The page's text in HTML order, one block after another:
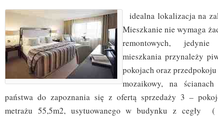
idealna lokalizacja na
Mieszkanie nie wymaga
remontowych,
mieszkania przynależy
pokojach oraz
mozaikowy, na ścianach
państwa do zapoznania się z ofertą sprzedaży 3 –
metrażu 55,5m2, usytuowanego w budynku z cegły